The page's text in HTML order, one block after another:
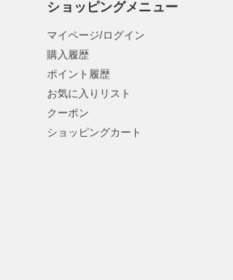
ショッピングメニュー
マイページ/ログイン
購入履歴
ポイント履歴
お気に入りリスト
クーポン
ショッピングカート